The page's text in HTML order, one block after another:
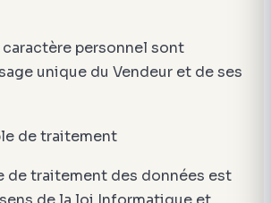
caractère personnel sont
unique du Vendeur et de ses
de traitement
de traitement des données est